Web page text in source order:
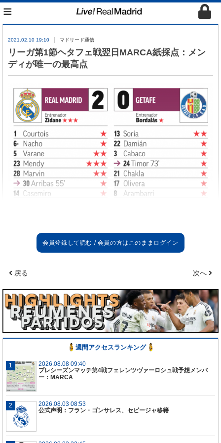
≡
2021.02.10 19:10 マドリード通信
リーガ第1節ヘタフェ戦翌日MARCA紙採点：メン
ディが唯一の最高点
戻る 次へ
週間アクセスランキング
2026.08.08 09:40
プレシーズンマッチ第4戦フェレンツヴァーロシュ戦予想メンバ
ー：MARCA
2026.08.03 08:53
公式声明：フラン・ゴンサレス、セビージャ移籍